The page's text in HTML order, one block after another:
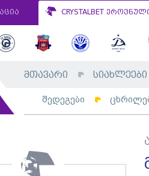
CRYSTALBET
მთავარი სიახლეები
შედეგები